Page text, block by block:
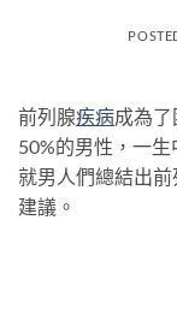
前列腺疾病成為了
50%的男性，一
就男人們總結出
建議。